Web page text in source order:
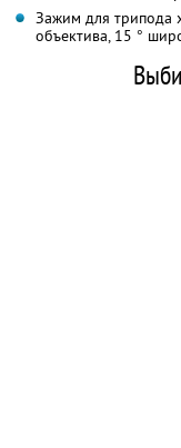
Зажим для трипода
объектива, 15 °